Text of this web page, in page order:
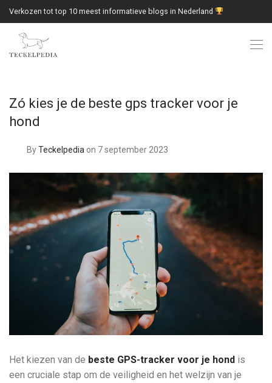
Verkozen tot top 10 meest informatieve blogs in Nederland
Zó kies je de beste gps tracker voor je
hond
ByTeckelpedia on 7 september 2023
Het kiezen van de beste GPS-tracker voor je hond is
een cruciale stap om de veiligheid en het welzijn van je